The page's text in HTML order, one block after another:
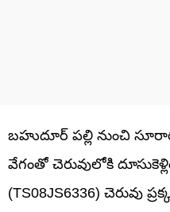
బహుదూర్ పల్లి నుంచి
వేగంతో చెరువులోకి
(TS08JS6336) చెరువు